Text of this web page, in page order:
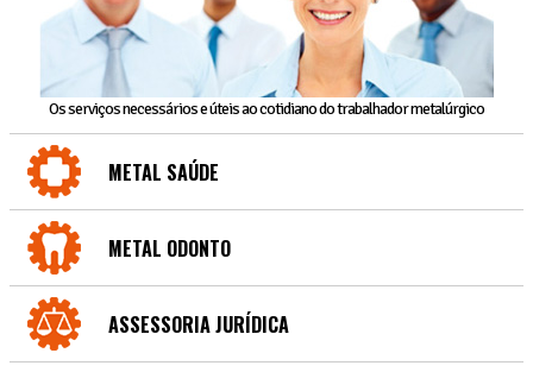
Os serviços necessários e úteis ao cotidiano do trabalhador metalúrgico
METAL SAÚDE
METAL ODONTO
ASSESSORIA JURÍDICA